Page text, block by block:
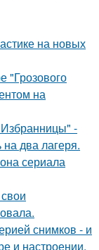
на новых
"Грозового
на
-
два лагеря.
сериала
снимков - и
и настроении.